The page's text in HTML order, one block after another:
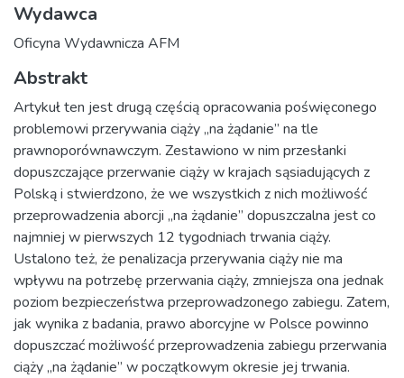
Wydawca
Oficyna Wydawnicza AFM
Abstrakt
Artykuł ten jest drugą częścią opracowania poświęconego
problemowi przerywania ciąży „na żądanie” na tle
prawnoporównawczym. Zestawiono w nim przesłanki
dopuszczające przerwanie ciąży w krajach sąsiadujących z
Polską i stwierdzono, że we wszystkich z nich możliwość
przeprowadzenia aborcji „na żądanie” dopuszczalna jest co
najmniej w pierwszych 12 tygodniach trwania ciąży.
Ustalono też, że penalizacja przerywania ciąży nie ma
wpływu na potrzebę przerwania ciąży, zmniejsza ona jednak
poziom bezpieczeństwa przeprowadzonego zabiegu. Zatem,
jak wynika z badania, prawo aborcyjne w Polsce powinno
dopuszczać możliwość przeprowadzenia zabiegu przerwania
ciąży „na żądanie” w początkowym okresie jej trwania.